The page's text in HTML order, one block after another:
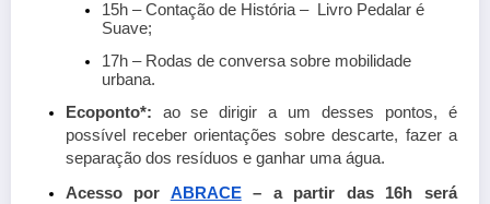
15h – Contação de História –  Livro Pedalar é
Suave;
17h – Rodas de conversa sobre mobilidade
urbana.
Ecoponto*: ao se dirigir a um desses pontos, é
possível receber orientações sobre descarte, fazer a
separação dos resíduos e ganhar uma água.
Acesso por
ABRACE – a partir das 16h será